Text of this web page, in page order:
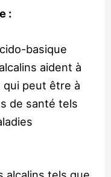
:
basique
aident à
qui peut être à
de santé tels
alcalins tels que